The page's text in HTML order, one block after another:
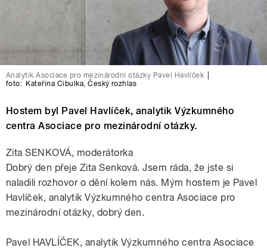
Analytik Asociace pro mezinárodní otázky Pavel Havlíček
foto: Kateřina Cibulka,Český rozhlas
Hostem byl Pavel Havlíček, analytik Výzkumného
centra Asociace pro mezinárodní otázky.
Zita SENKOVÁ, moderátorka
Dobrý den přeje Zita Senková. Jsem ráda, že jste si
naladili rozhovor o dění kolem nás. Mým hostem je Pavel
Havlíček, analytik Výzkumného centra Asociace pro
mezinárodní otázky, dobrý den.
Pavel HAVLÍČEK, analytik Výzkumného centra Asociace